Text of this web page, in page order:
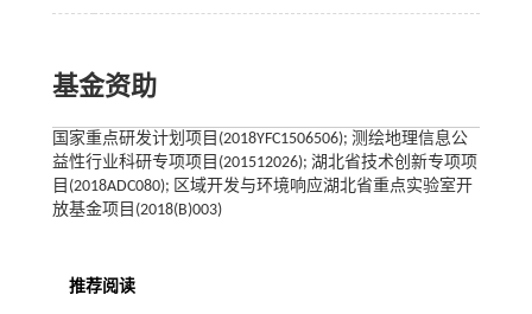
基金资助
国家重点研发计划项目(2018YFC1506506); 测绘地理信息公
益性行业科研专项项目(201512026); 湖北省技术创新专项项
目(2018ADC080); 区域开发与环境响应湖北省重点实验室开
放基金项目(2018(B)003)